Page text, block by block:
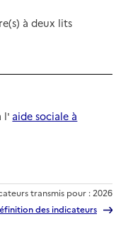
à deux lits
l' aide sociale à
transmis pour : 2026
des indicateurs